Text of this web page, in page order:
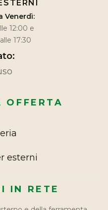
Venerdì:
12:00 e
17:30
OFFERTA
esterni
IN RETE